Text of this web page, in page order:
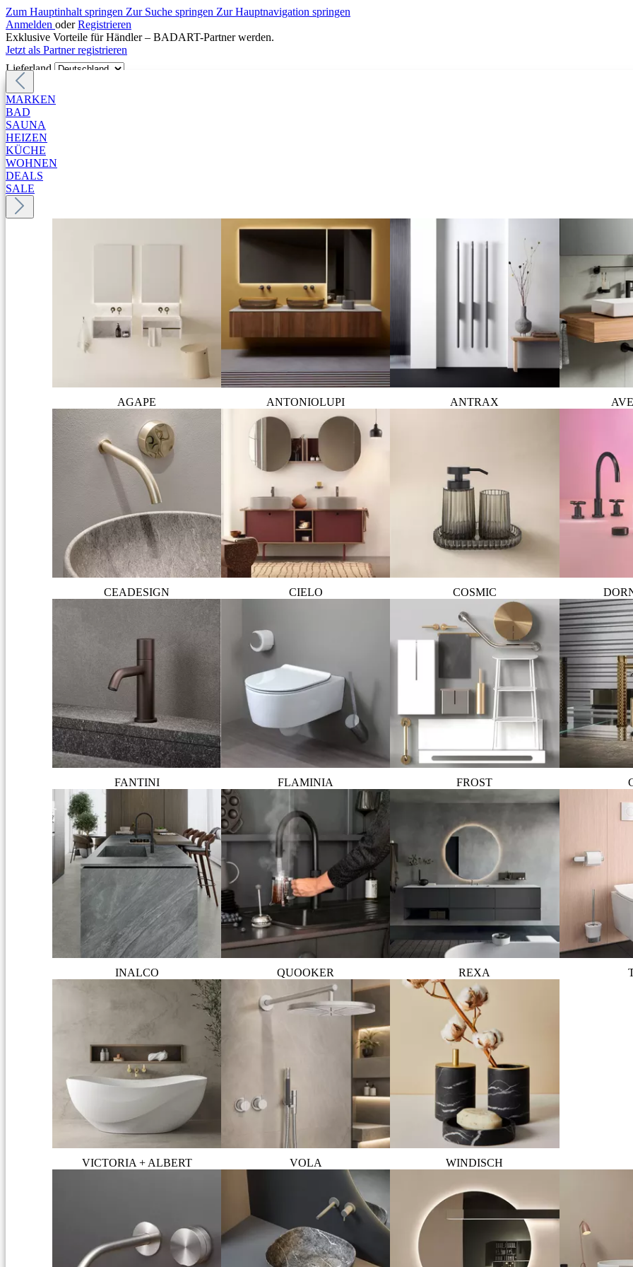
Zum Hauptinhalt springen Zur Suche springen Zur Hauptnavigation springen
Anmelden oder Registrieren
Exklusive Vorteile für Händler – BADART-Partner werden.
Jetzt als Partner registrieren
Lieferland
MARKEN
BAD
SAUNA
HEIZEN
KÜCHE
WOHNEN
DEALS
SALE
AGAPE ANTONIOLUPI ANTRAX
CEADESIGN CIELO COSMIC
FANTINI FLAMINIA FROST
INALCO QUOOKER REXA
VICTORIA + ALBERT VOLA WINDISCH